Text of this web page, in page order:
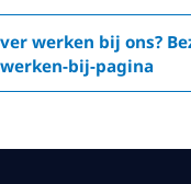
werken bij ons?
werken-bij-pagina